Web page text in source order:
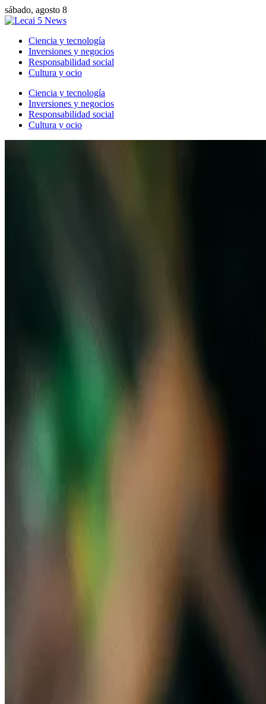
sábado, agosto 8
Ciencia y tecnología
Inversiones y negocios
Responsabilidad social
Cultura y ocio
Ciencia y tecnología
Inversiones y negocios
Responsabilidad social
Cultura y ocio